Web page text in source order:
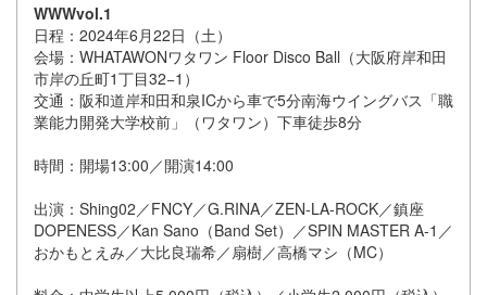
WWWvol.1
日程：2024年6月22日（土）
会場：WHATAWONワタワン Floor Disco Ball（大阪府岸和田
市岸の丘町1丁目32−1）
交通：阪和道岸和田和泉ICから車で5分南海ウイングバス「職
業能力開発大学校前」（ワタワン）下車徒歩8分
時間：開場13:00／開演14:00
出演：Shing02／FNCY／G.RINA／ZEN-LA-ROCK／鎮座
DOPENESS／Kan Sano（Band Set）／SPIN MASTER A-1／
おかもとえみ／大比良瑞希／扇樹／高橋マシ（MC）